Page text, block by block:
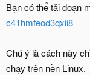
Bạn có thể tải đoạn
c41hmfeod3qxii8
Chú ý là cách này
chạy trên nền Linux.